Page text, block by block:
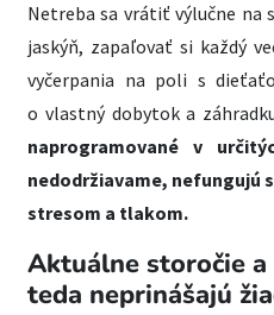
Netreba sa vrátiť výlučne na
jaskýň, zapaľovať si každý
vyčerpania na poli s
o vlastný dobytok a
naprogramované v
nedodržiavame, nefungujú
stresom a tlakom.
Aktuálne storočie
teda neprinášajú